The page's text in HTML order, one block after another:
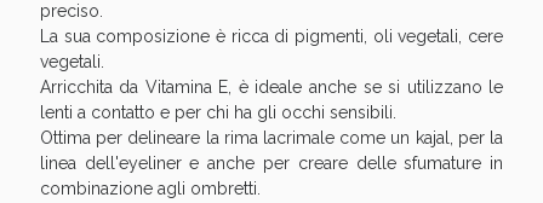
preciso.
La sua composizione è ricca di pigmenti, oli vegetali, cere
vegetali.
Arricchita da Vitamina E, è ideale anche se si utilizzano le
lenti a contatto e per chi ha gli occhi sensibili.
Ottima per delineare la rima lacrimale come un kajal, per la
linea dell'eyeliner e anche per creare delle sfumature in
combinazione agli ombretti.